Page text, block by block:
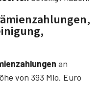
an
von 393 Mio. Euro